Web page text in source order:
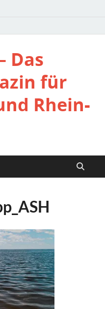
Das
für
Rhein-